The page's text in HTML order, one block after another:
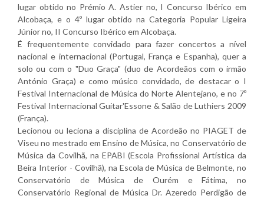
lugar obtido no Prémio A. Astier no, I Concurso Ibérico em
Alcobaça, e o 4º lugar obtido na Categoria Popular Ligeira
Júnior no, II Concurso Ibérico em Alcobaça.
É frequentemente convidado para fazer concertos a nível
nacional e internacional (Portugal, França e Espanha), quer a
solo ou com o "Duo Graça" (duo de Acordeãos com o irmão
António Graça) e como músico convidado, de destacar o I
Festival Internacional de Música do Norte Alentejano, e no 7º
Festival Internacional Guitar'Essone & Salão de Luthiers 2009
(França).
Lecionou ou leciona a disciplina de Acordeão no PIAGET de
Viseu no mestrado em Ensino de Música, no Conservatório de
Música da Covilhã, na EPABI (Escola Profissional Artística da
Beira Interior - Covilhã), na Escola de Música de Belmonte, no
Conservatório de Música de Ourém e Fátima, no
Conservatório Regional de Música Dr. Azeredo Perdigão de